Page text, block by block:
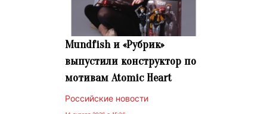
Mundfish и «Рубрик»
выпустили конструктор по
мотивам Atomic Heart
Российские новости